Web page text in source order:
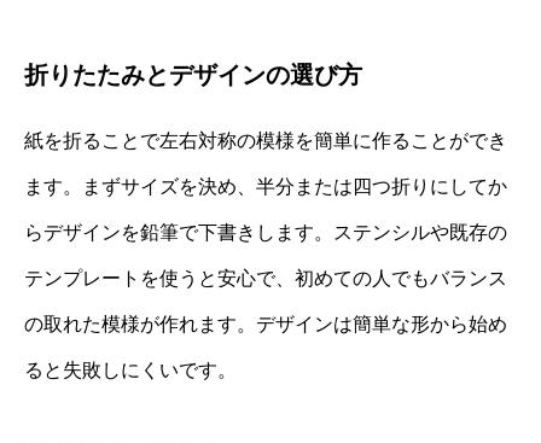
折りたたみとデザインの選び方
紙を折ることで左右対称の模様を簡単に作ることができ
ます。まずサイズを決め、半分または四つ折りにしてか
らデザインを鉛筆で下書きします。ステンシルや既存の
テンプレートを使うと安心で、初めての人でもバランス
の取れた模様が作れます。デザインは簡単な形から始め
ると失敗しにくいです。